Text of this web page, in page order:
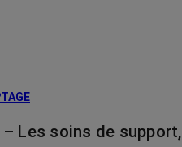
– Les soins de support,